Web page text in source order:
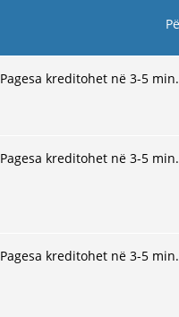
Pagesa kreditohet në 3-5
Pagesa kreditohet në 3-5
Pagesa kreditohet në 3-5